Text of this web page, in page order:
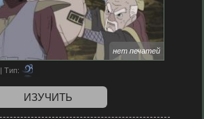
нет печатей
| Тип:
ИЗУЧИТЬ